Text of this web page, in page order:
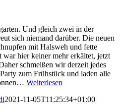
Und gleich zwei in der
sich niemand darüber. Die neuen
mit Halsweh und fette
hier keiner mehr erkältet, jetzt
schmeißen wir derzeit jedes
zum Frühstück und laden alle
Weiterlesen
2021-11-05T11:25:34+01:00